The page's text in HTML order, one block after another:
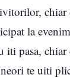
chiar
la
iti pasa, chiar
te uiti